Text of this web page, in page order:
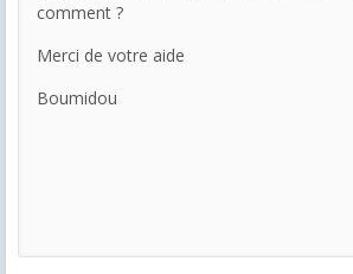
comment ?
Merci de votre aide
Boumidou